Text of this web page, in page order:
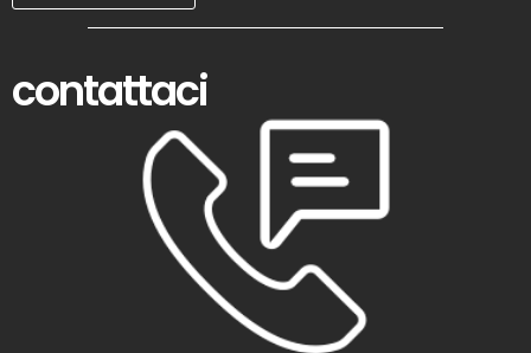
contattaci